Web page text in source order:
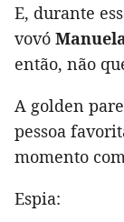
E, durante
vovó
então, não
A golden
pessoa
momento
Espia: